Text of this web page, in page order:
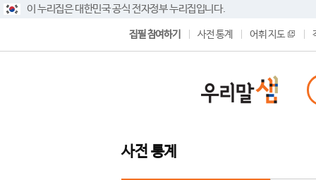
이 누리집은 대한민국 공식 전자정부 누리집입니다.
집필 참여하기 사전 통계 어휘 지도
사전 통계